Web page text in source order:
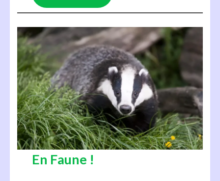
En Faune !